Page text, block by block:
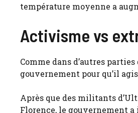
température moyenne a
Activisme vs
Comme dans d’autres
gouvernement pour qu’il
Après que des militants
Florence, le gouvernement a